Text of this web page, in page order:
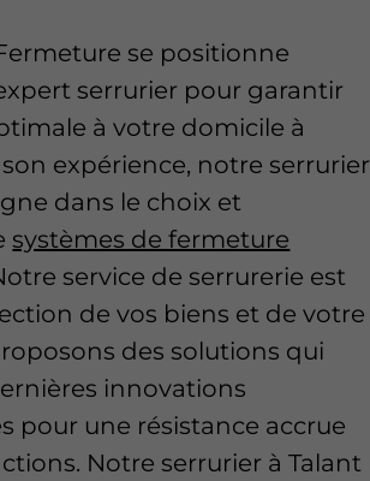
se positionne
serrurier pour garantir
à votre domicile à
expérience, notre serrurier
dans le choix et
systèmes de fermeture
service de serrurerie est
de vos biens et de votre
des solutions qui
innovations
pour une résistance accrue
Notre serrurier à Talant